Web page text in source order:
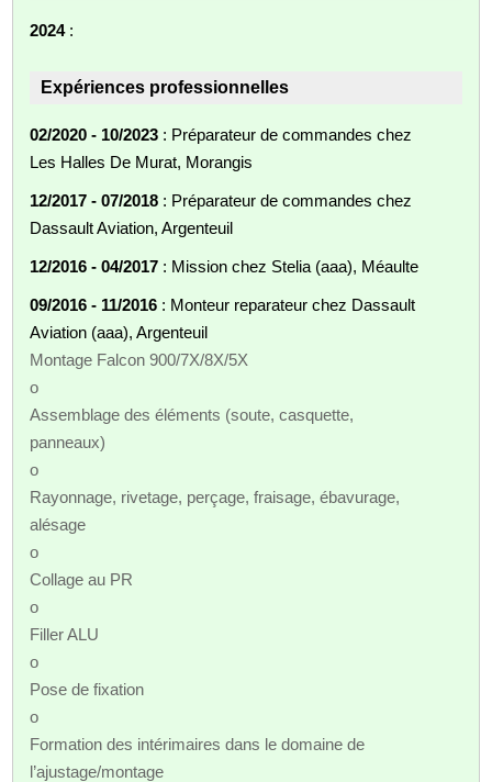
2024:
Expériences professionnelles
02/2020 - 10/2023 : Préparateur de commandes chez
Les Halles De Murat, Morangis
12/2017 - 07/2018 : Préparateur de commandes chez
Dassault Aviation, Argenteuil
12/2016 - 04/2017 : Mission chez Stelia (aaa), Méaulte
09/2016 - 11/2016 : Monteur reparateur chez Dassault
Aviation (aaa), Argenteuil
Montage Falcon 900/7X/8X/5X
o
Assemblage des éléments (soute, casquette,
panneaux)
o
Rayonnage, rivetage, perçage, fraisage, ébavurage,
alésage
o
Collage au PR
o
Filler ALU
o
Pose de fixation
o
Formation des intérimaires dans le domaine de
l’ajustage/montage